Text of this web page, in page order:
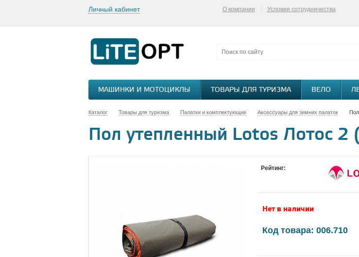
Личный кабинет О компании Условия сотрудничества
МАШИНКИ И МОТОЦИКЛЫ ТОВАРЫ ДЛЯ ТУРИЗМА ВЕЛО
Каталог Товары для туризма Палатки и комплектующие Аксессуары для зимних палаток
Пол утепленный Lotos Лотос
Рейтинг:
Нет в наличии
Код товара: 006.710